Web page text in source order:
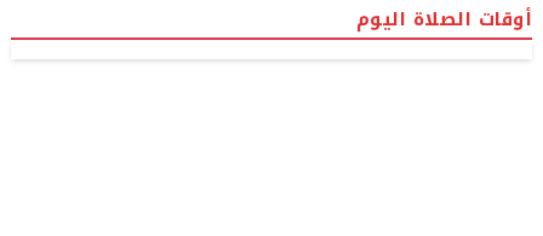
أوقات الصلاة اليوم